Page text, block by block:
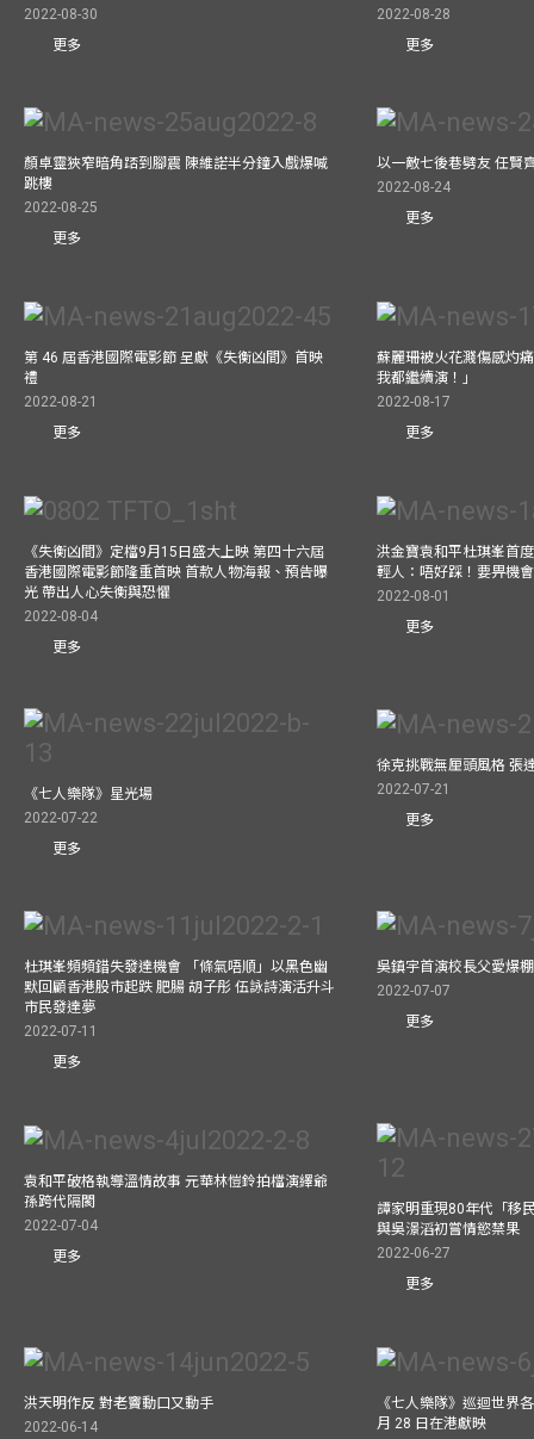
2022-08-30
更多
2022-08-28
更多
顏卓靈狹窄暗角踎到腳震 陳維諾半分鐘入戲爆喊
跳樓
2022-08-25
更多
以一敵七後巷劈友 任賢
2022-08-24
更多
第 46 屆香港國際電影節 呈獻《失衡凶間》首映
禮
2022-08-21
更多
蘇麗珊被火花濺傷感灼
我都繼續演！」
2022-08-17
更多
《失衡凶間》定檔9月15日盛大上映 第四十六屆
香港國際電影節隆重首映 首款人物海報、預告曝
光 帶出人心失衡與恐懼
2022-08-04
更多
洪金寶袁和平杜琪峯首
輕人：唔好踩！要畀機
2022-08-01
更多
《七人樂隊》星光場
2022-07-22
更多
徐克挑戰無厘頭風格 張
2022-07-21
更多
杜琪峯頻頻錯失發達機會 「條氣唔順」以黑色幽
默回顧香港股市起跌 肥腸 胡子彤 伍詠詩演活升斗
市民發達夢
2022-07-11
更多
吳鎮宇首演校長父愛爆棚
2022-07-07
更多
袁和平破格執導溫情故事 元華林愷鈴拍檔演繹爺
孫跨代隔閡
2022-07-04
更多
譚家明重現80年代「移
與吳澋滔初嘗情慾禁果
2022-06-27
更多
洪天明作反 對老竇動口又動手
2022-06-14
《七人樂隊》巡迴世界
月 28 日在港獻映